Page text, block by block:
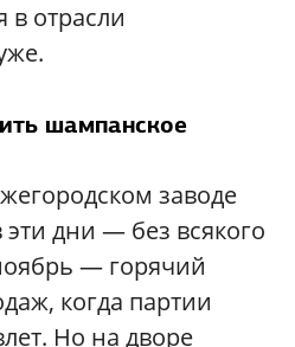
в отрасли
шампанское
заводе
дни — без всякого
— горячий
когда партии
Но на дворе